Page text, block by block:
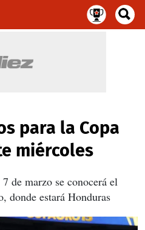
para la Copa
miércoles
de marzo se conocerá el
donde estará Honduras